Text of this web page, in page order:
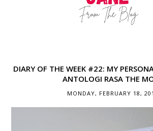
DIARY OF THE WEEK #22: MY
ANTOLOGI RASA THE
MONDAY, FEBRUARY 18,